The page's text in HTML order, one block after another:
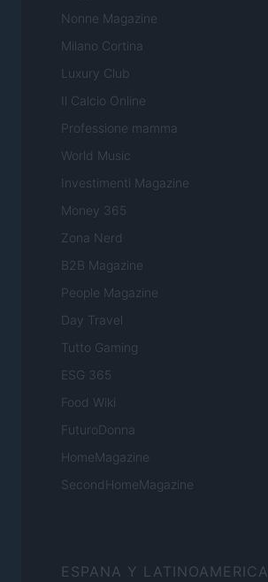
Nonne Magazine
Milano Cortina
Luxury Club
Il Calcio Online
Professione mamma
World Music
Investimenti Magazine
Money 365
Zona Nerd
B2B Magazine
People Magazine
Day Travel
Tutto Gaming
ESG 365
Food Wiki
FuturoDonna
HomeMagazine
SecondHomeMagazine
ESPANA Y LATINOAMERICA